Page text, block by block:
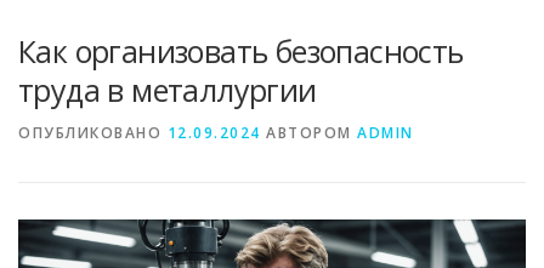
МЕТАЛЛЫ И ОКРУЖАЮЩАЯ СРЕДА
СВОЙСТВА МЕТАЛЛОВ СОРТА МЕТАЛЛОВ
Как организовать безопасность
труда в металлургии
ОПУБЛИКОВАНО 12.09.2024 АВТОРОМ ADMIN